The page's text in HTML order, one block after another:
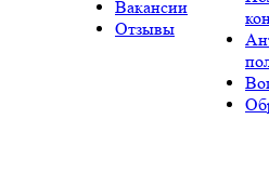
Вакансии
Отзывы